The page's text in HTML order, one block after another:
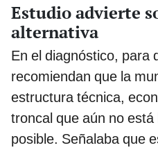
Estudio advierte
alternativa
En el diagnóstico, para
recomiendan que la
estructura técnica,
troncal que aún no
posible. Señalaba que